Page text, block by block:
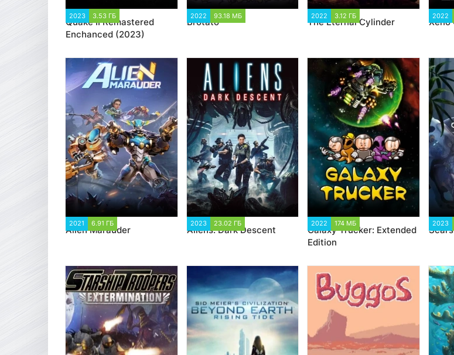
2023 3.53 ГБ
Quake II Remastered
Enchanced (2023)
2022 93.18 МБ
Brotato
2022 3.12 ГБ
The Eternal Cylinder
2022
Xeno
2021 6.91 ГБ
Alien Marauder
2023 23.02 ГБ
Aliens: Dark Descent
2022 174 МБ
Galaxy Trucker: Extended
Edition
2023